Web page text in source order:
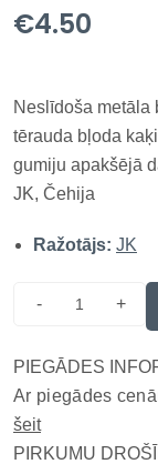
€4.50
Neslīdoša metāla
tērauda bļoda
gumiju apakšējā
JK, Čehija
Ražotājs: JK
- +
PIEGĀDES
Ar piegādes
šeit
PIRKUMU